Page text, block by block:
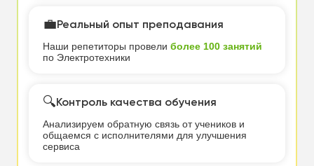
💼Реальный опыт преподавания
Наши репетиторы провели более 100 занятий
по Электротехники
🔍Контроль качества обучения
Анализируем обратную связь от учеников и
общаемся с исполнителями для улучшения
сервиса